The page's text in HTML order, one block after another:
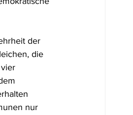
der
die
nur